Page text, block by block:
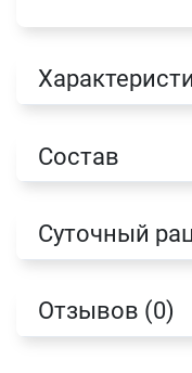
Состав
Суточный
Отзывов (0)
Продолжить
отправить